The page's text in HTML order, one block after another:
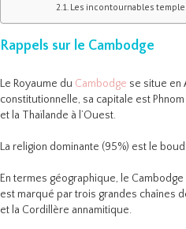
Les incontournables
Rappels sur le Cambodge
Le Royaume du Cambodge se situe en
constitutionnelle, sa capitale est
et la Thaïlande à l’Ouest.
La religion dominante (95%) est le
En termes géographique, le
est marqué par trois grandes chaînes
et la Cordillère annamitique.